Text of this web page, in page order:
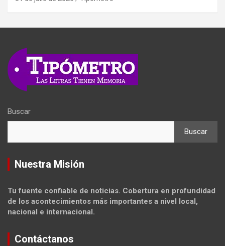
Buscar
Buscar
Nuestra Misión
Tu fuente confiable de noticias. Cobertura en profundidad
de los acontecimientos más importantes a nivel local,
nacional e internacional.
Contáctanos